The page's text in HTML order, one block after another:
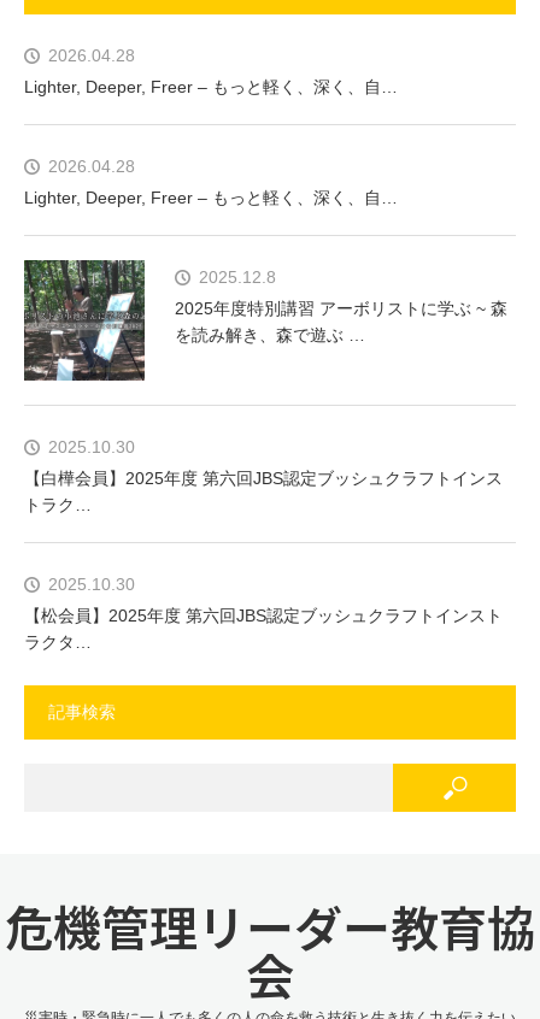
2026.04.28
Lighter, Deeper, Freer – もっと軽く、深く、自…
2026.04.28
Lighter, Deeper, Freer – もっと軽く、深く、自…
2025.12.8
2025年度特別講習 アーボリストに学ぶ ~ 森
を読み解き、森で遊ぶ …
2025.10.30
【白樺会員】2025年度 第六回JBS認定ブッシュクラフトインス
トラク…
2025.10.30
【松会員】2025年度 第六回JBS認定ブッシュクラフトインスト
ラクタ…
記事検索
危機管理リーダー教育協
会